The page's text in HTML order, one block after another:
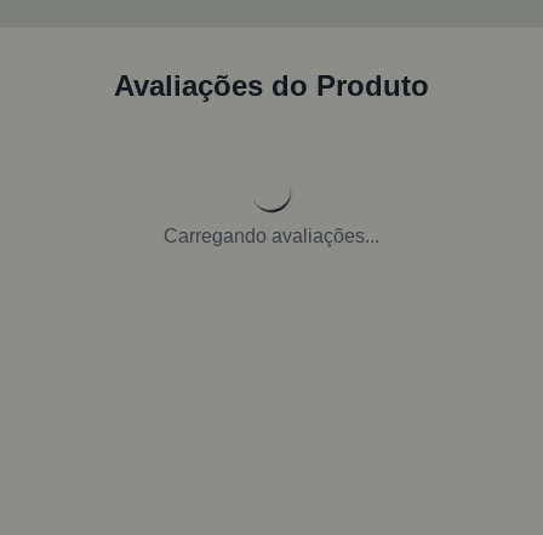
Avaliações do Produto
Carregando avaliações...